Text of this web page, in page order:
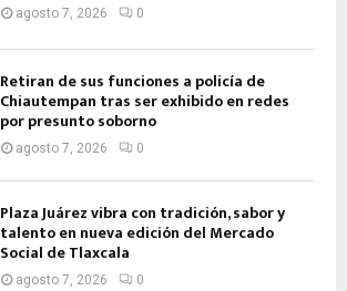
agosto 7, 2026 0
Retiran de sus funciones a policía de
Chiautempan tras ser exhibido en redes
por presunto soborno
agosto 7, 2026 0
Plaza Juárez vibra con tradición, sabor y
talento en nueva edición del Mercado
Social de Tlaxcala
agosto 7, 2026 0